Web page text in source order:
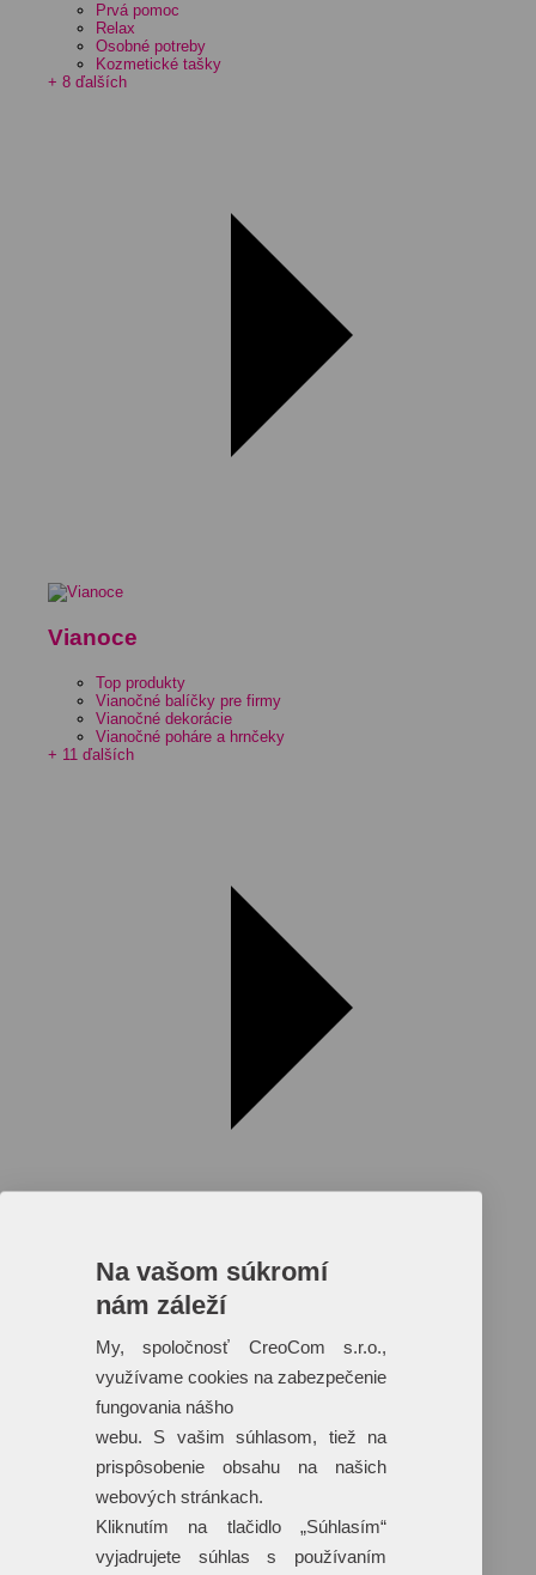
Prvá pomoc
Relax
Osobné potreby
Kozmetické tašky
+ 8 ďalších
Vianoce
Top produkty
Vianočné balíčky pre firmy
Vianočné dekorácie
Vianočné poháre a hrnčeky
+ 11 ďalších
Reklamné predmety s plnofarebnou
potlačou
Dáždniky
Tašky
Hračky
Klobúky
Na vašom súkromí
nám záleží
My, spoločnosť CreoCom s.r.o.,
využívame cookies na zabezpečenie
fungovania nášho
webu. S vašim súhlasom, tiež na
prispôsobenie obsahu na našich
webových stránkach.
Kliknutím na tlačidlo „Súhlasím“
vyjadrujete súhlas s používaním